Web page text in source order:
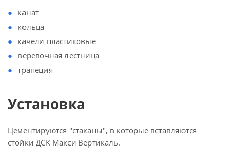
канат
кольца
качели пластиковые
веревочная лестница
трапеция
Установка
Цементируются "стаканы", в которые вставляются
стойки ДСК Макси Вертикаль.